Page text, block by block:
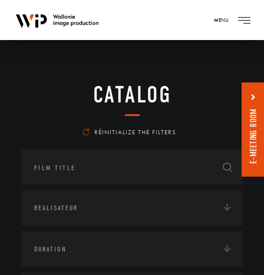
MENU
CATALOG
RÉINITIALIZE THE FILTERS E-MEETING ROOM